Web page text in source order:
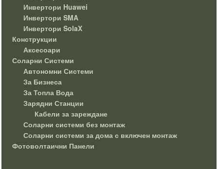
Инвертори Huawei
Инвертори SMA
Инвертори SolaX
Конструкции
Аксесоари
Соларни Системи
Автономни Системи
За Бизнеса
За Топла Вода
Зарядни Станции
Кабели за зареждане
Соларни системи без монтаж
Соларни системи за дома с включен монтаж
Фотоволтаични Панели